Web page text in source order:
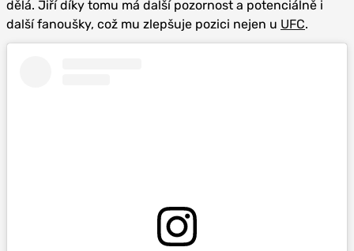
dělá. Jiří díky tomu má další pozornost a potenciálně i
další fanoušky, což mu zlepšuje pozici nejen u UFC.